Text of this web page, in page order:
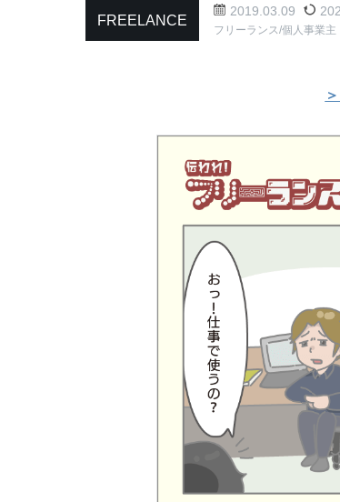
FREELANCE
2019.03.09
フリーランス/個人事業主